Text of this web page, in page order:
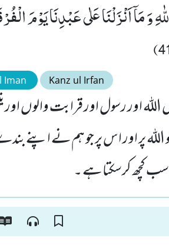
مَاۤ اَنْزَلْنَا عَلٰى عَبْدِنَا یَوْمَ
Iman Kanz ul Irfan
اللہ اور رسول اور قرابت والوں اور
پر اور اس پر جو ہم نے اپنے
کچھ کرسکتا ہے ۔